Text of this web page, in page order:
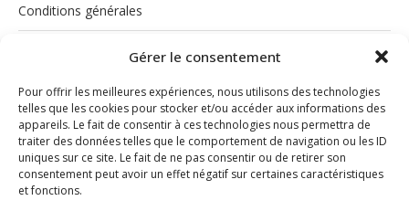
Gérer le consentement
Pour offrir les meilleures expériences, nous utilisons des technologies
telles que les cookies pour stocker et/ou accéder aux informations des
appareils. Le fait de consentir à ces technologies nous permettra de
traiter des données telles que le comportement de navigation ou les ID
uniques sur ce site. Le fait de ne pas consentir ou de retirer son
consentement peut avoir un effet négatif sur certaines caractéristiques
et fonctions.
Conditions générales
Politique de cookies (UE)